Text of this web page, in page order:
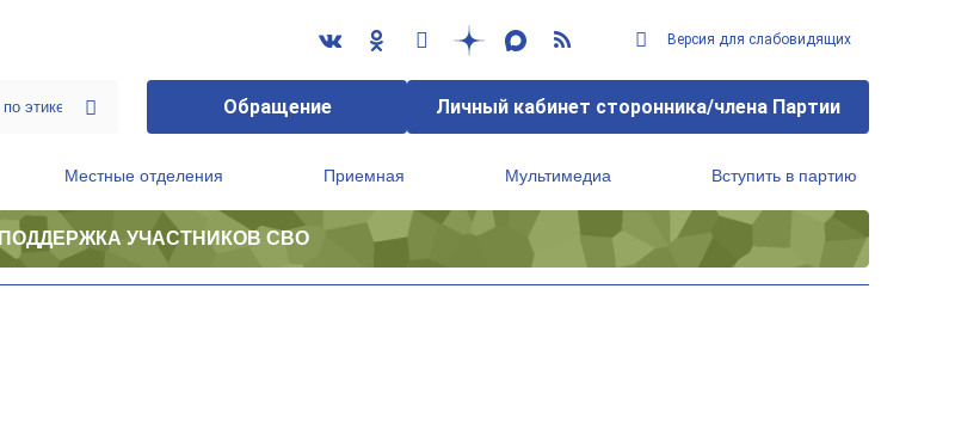
Версия для слабовидящих
Обращение Личный кабинет сторонника/члена Партии
Местные отделения Приемная Мультимедиа Вступить в партию
ПОДДЕРЖКА УЧАСТНИКОВ СВО